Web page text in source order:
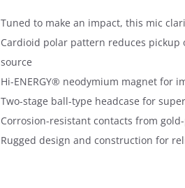
Tuned to make an impact, this mic
Cardioid polar pattern reduces
source
Hi-ENERGY® neodymium magnet for
Two-stage ball-type headcase for
Corrosion-resistant contacts from
Rugged design and construction for